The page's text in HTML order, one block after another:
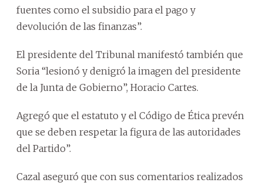
fuentes como el subsidio para el pago y
devolución de las finanzas”.
El presidente del Tribunal manifestó también que
Soria “lesionó y denigró la imagen del presidente
de la Junta de Gobierno”, Horacio Cartes.
Agregó que el estatuto y el Código de Ética prevén
que se deben respetar la figura de las autoridades
del Partido”.
Cazal aseguró que con sus comentarios realizados